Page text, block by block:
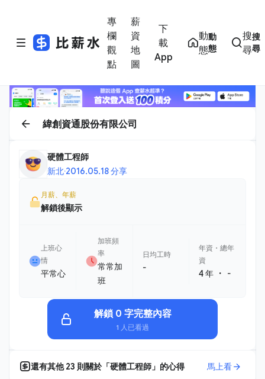
專
欄
觀
點
薪
資
地
圖
下
載
App
動
態
動
態
搜
尋
搜
尋
緯創資通股份有限公司
硬體工程師
新北·2016.05.18 分享
月薪、年薪
解鎖後顯示
上班心
情
平常心
加班頻
率
常常加
班
日均工時
-
年資・總年
資
4 年 ・ -
解鎖 0 字完整內容
1 人已看過
還有其他23 則關於「硬體工程師 」的心得 馬上看